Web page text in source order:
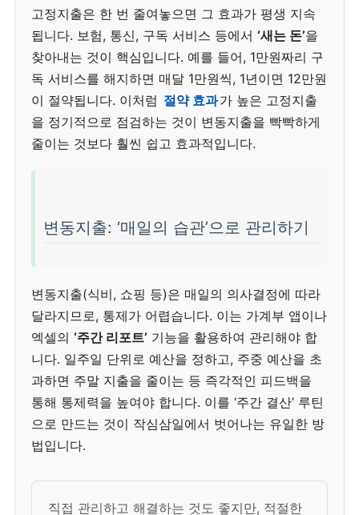
고정지출은 한 번 줄여놓으면 그 효과가 평생 지속
됩니다. 보험, 통신, 구독 서비스 등에서 ‘새는 돈’을
찾아내는 것이 핵심입니다. 예를 들어, 1만원짜리 구
독 서비스를 해지하면 매달 1만원씩, 1년이면 12만원
이 절약됩니다. 이처럼 절약 효과가 높은 고정지출
을 정기적으로 점검하는 것이 변동지출을 빡빡하게
줄이는 것보다 훨씬 쉽고 효과적입니다.
변동지출: ‘매일의 습관’으로 관리하기
변동지출(식비, 쇼핑 등)은 매일의 의사결정에 따라
달라지므로, 통제가 어렵습니다. 이는 가계부 앱이나
엑셀의 ‘주간 리포트’ 기능을 활용하여 관리해야 합
니다. 일주일 단위로 예산을 정하고, 주중 예산을 초
과하면 주말 지출을 줄이는 등 즉각적인 피드백을
통해 통제력을 높여야 합니다. 이를 ‘주간 결산’ 루틴
으로 만드는 것이 작심삼일에서 벗어나는 유일한 방
법입니다.
직접 관리하고 해결하는 것도 좋지만, 적절한